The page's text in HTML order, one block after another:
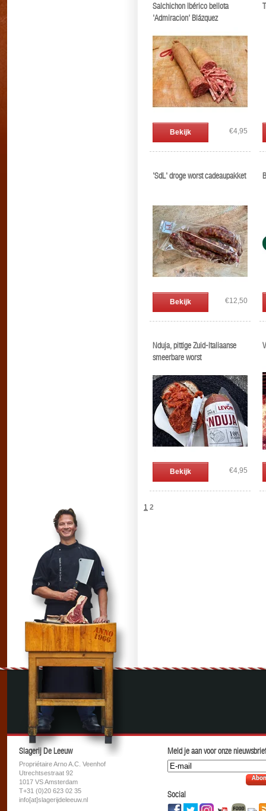
Salchichon Ibérico bellota
'Admiracion' Blázquez
Bekijk €4,95
'SdL' droge worst cadeaupakket
Bekijk €12,50
Nduja, pittige Zuid-Italiaanse
smeerbare worst
Bekijk €4,95
1 2
Slagerij De Leeuw
Propriétaire Arno A.C. Veenhof
Utrechtsestraat 92
1017 VS Amsterdam
T+31 (0)20 623 02 35
info[at]slagerijdeleeuw.nl
Meld je aan voor onze
Social